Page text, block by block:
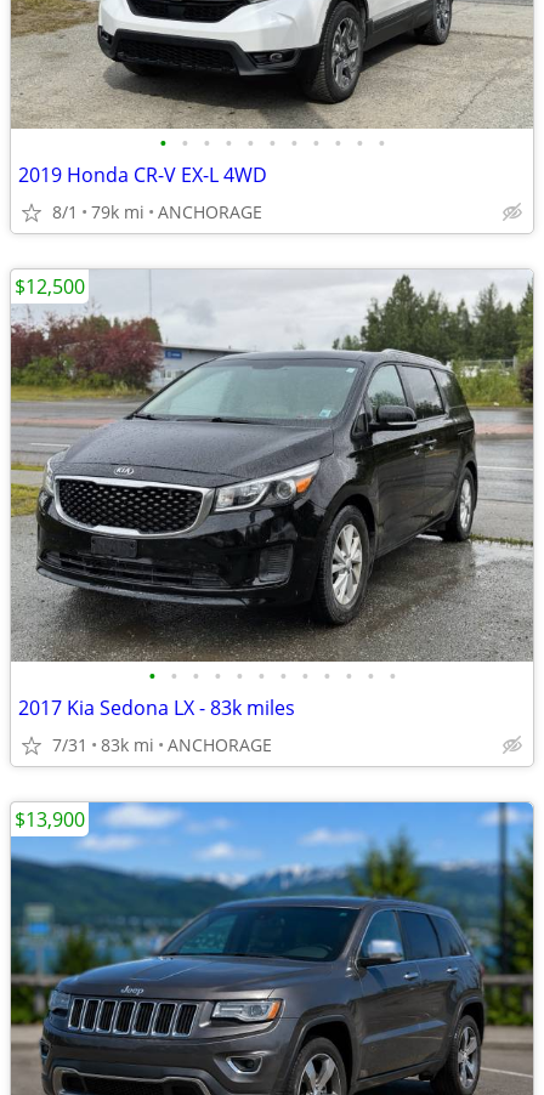
• • • • • • • • • • •
2019 Honda CR-V EX-L 4WD
8/1 79k mi ANCHORAGE
• • • • • • • • • • • •
2017 Kia Sedona LX - 83k miles
7/31 83k mi ANCHORAGE
$12,500
$13,900